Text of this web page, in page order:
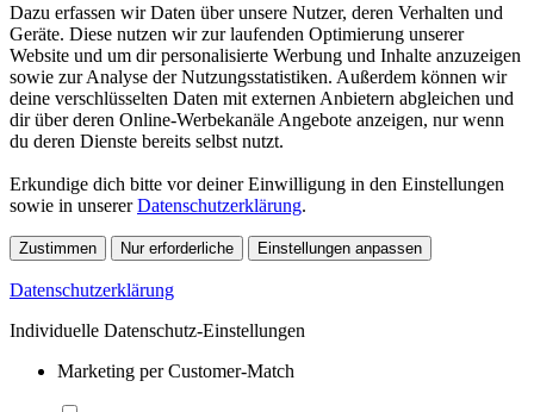
Dazu erfassen wir Daten über unsere Nutzer, deren Verhalten und
Geräte. Diese nutzen wir zur laufenden Optimierung unserer
Website und um dir personalisierte Werbung und Inhalte anzuzeigen
sowie zur Analyse der Nutzungsstatistiken. Außerdem können wir
deine verschlüsselten Daten mit externen Anbietern abgleichen und
dir über deren Online-Werbekanäle Angebote anzeigen, nur wenn
du deren Dienste bereits selbst nutzt.
Erkundige dich bitte vor deiner Einwilligung in den Einstellungen
sowie in unsererDatenschutzerklärung.
Zustimmen Nur erforderliche Einstellungen anpassen
Datenschutzerklärung
Individuelle Datenschutz-Einstellungen
Marketing per Customer-Match